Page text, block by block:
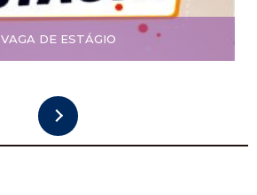
VAGA DE ESTÁGIO